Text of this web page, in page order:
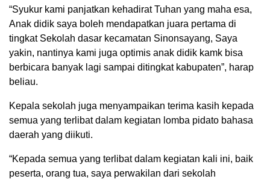
“Syukur kami panjatkan kehadirat Tuhan yang maha esa,
Anak didik saya boleh mendapatkan juara pertama di
tingkat Sekolah dasar kecamatan Sinonsayang, Saya
yakin, nantinya kami juga optimis anak didik kamk bisa
berbicara banyak lagi sampai ditingkat kabupaten”, harap
beliau.
Kepala sekolah juga menyampaikan terima kasih kepada
semua yang terlibat dalam kegiatan lomba pidato bahasa
daerah yang diikuti.
“Kepada semua yang terlibat dalam kegiatan kali ini, baik
peserta, orang tua, saya perwakilan dari sekolah